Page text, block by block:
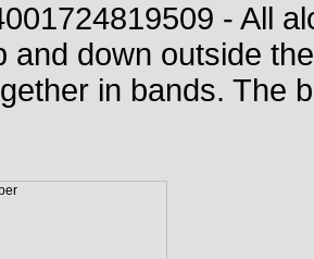
- All
and down outside
in bands. The